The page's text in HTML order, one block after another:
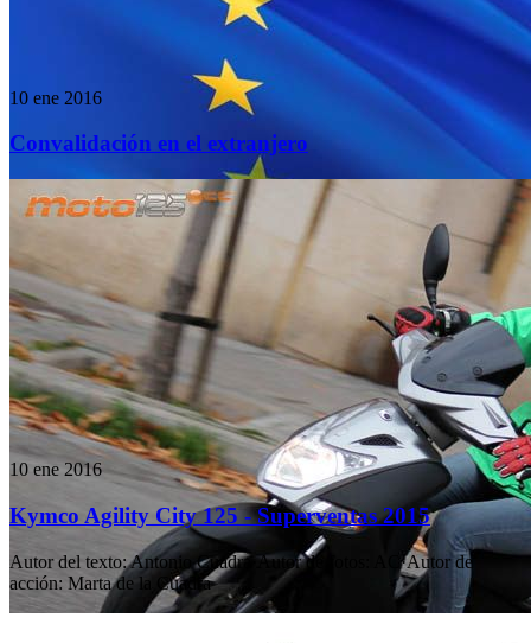
10 ene 2016
Convalidación en el extranjero
10 ene 2016
Kymco Agility City 125 - Superventas 2015
Autor del texto:Antonio Cuadra Autor de fotos ·Autor de
acción: Marta de la Cuadra